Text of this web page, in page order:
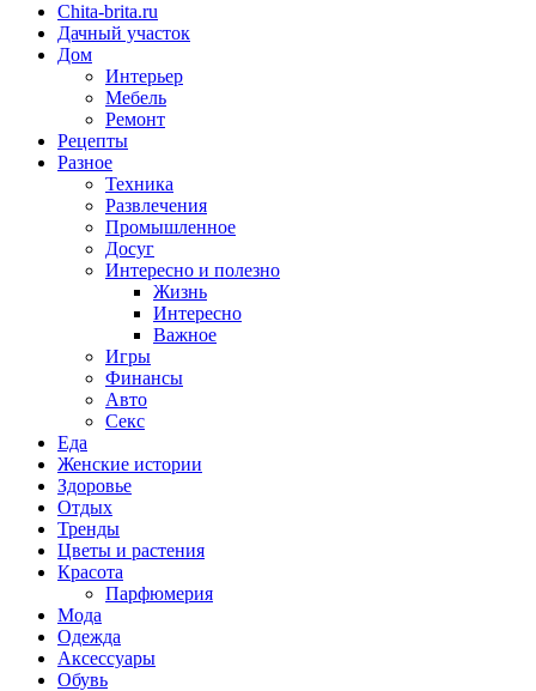
Chita-brita.ru
Дачный участок
Дом
Интерьер
Мебель
Ремонт
Рецепты
Разное
Техника
Развлечения
Промышленное
Досуг
Интересно и полезно
Жизнь
Интересно
Важное
Игры
Финансы
Авто
Секс
Еда
Женские истории
Здоровье
Отдых
Тренды
Цветы и растения
Красота
Парфюмерия
Мода
Одежда
Аксессуары
Обувь